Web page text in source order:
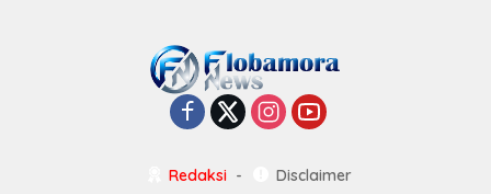
Redaksi Disclaimer